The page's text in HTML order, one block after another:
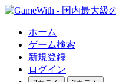
ホーム
ゲーム検索
新規登録
ログイン